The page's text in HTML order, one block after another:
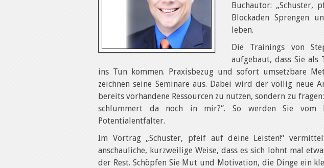
Buchautor: „Schuster,
Blockaden Sprengen
leben.
Die Trainings von
aufgebaut, dass Sie
ins Tun kommen. Praxisbezug und sofort umsetzbare
zeichnen seine Seminare aus. Dabei wird der völlig neue
bereits vorhandene Ressourcen zu nutzen, sondern zu
schlummert da noch in mir?“. So werden Sie vom
Potentialentfalter.
Im Vortrag „Schuster, pfeif auf deine Leisten!“
anschauliche, kurzweilige Weise, dass es sich lohnt mal
der Rest. Schöpfen Sie Mut und Motivation, die Dinge ein